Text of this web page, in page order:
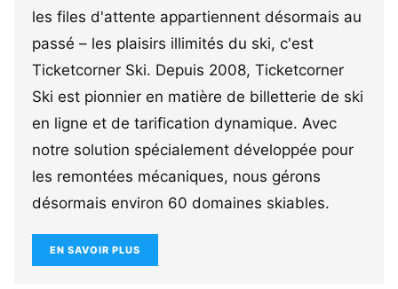
les files d'attente appartiennent désormais au
passé – les plaisirs illimités du ski, c'est
Ticketcorner Ski. Depuis 2008, Ticketcorner
Ski est pionnier en matière de billetterie de ski
en ligne et de tarification dynamique. Avec
notre solution spécialement développée pour
les remontées mécaniques, nous gérons
désormais environ 60 domaines skiables.
EN SAVOIR PLUS